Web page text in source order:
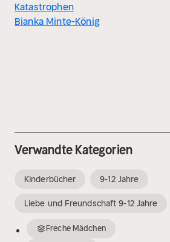
Katastrophen
Bianka Minte-König
Verwandte Kategorien
Kinderbücher 9-12 Jahre
Liebe und Freundschaft 9-12 Jahre
Freche Mädchen